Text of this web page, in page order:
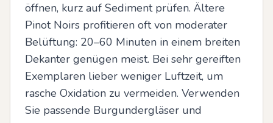
öffnen, kurz auf Sediment prüfen. Ältere
Pinot Noirs profitieren oft von moderater
Belüftung: 20–60 Minuten in einem breiten
Dekanter genügen meist. Bei sehr gereiften
Exemplaren lieber weniger Luftzeit, um
rasche Oxidation zu vermeiden. Verwenden
Sie passende Burgundergläser und